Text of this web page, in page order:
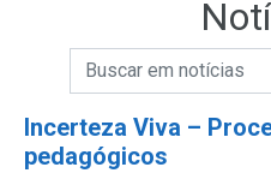
Campo de
Campo de Busca de
Incerteza Viva –
pedagógicos